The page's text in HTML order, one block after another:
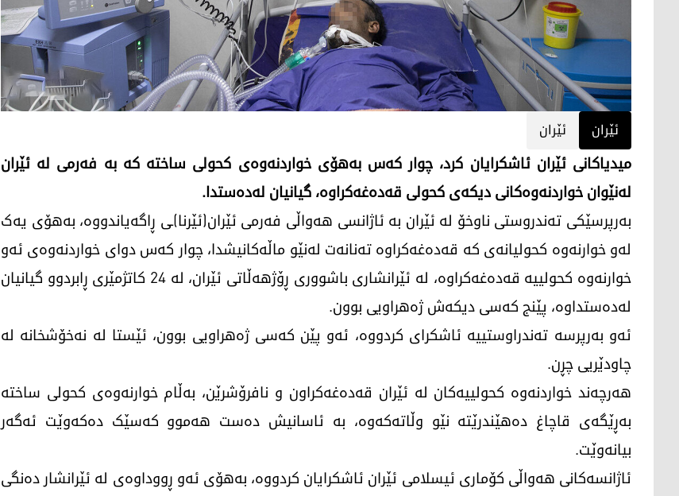
ئێران ئێران
میدیاکانی ئێران ئاشکرایان کرد، چوار کەس بەهۆی خواردنەوەی کحولی ساختە کە بە فەرمی لە ئێران
لەنێوان خواردنەوەکانی دیکەی کحولی قەدەغەکراوە، گیانیان لەدەستدا.
بەرپرسێکی تەندروستی ناوخۆ لە ئێران بە ئاژانسی هەواڵی فەرمی ئێران(ئێرنا)ـی ڕاگەیاندووە، بەهۆی یەک
لەو خوارنەوە کحولیانەی کە قەدەغەکراوە تەنانەت لەنێو ماڵەکانیشدا، چوار کەس دوای خواردنەوەی ئەو
خوارنەوە کحولییە قەدەغەکراوە، لە ئێرانشاری باشووری ڕۆژهەڵاتی ئێران، لە 24 کاتژمێری ڕابردوو گیانیان
لەدەستداوە، پێنج کەسی دیکەش ژەهراویی بوون.
ئەو بەرپرسە تەندراوستییە ئاشکرای کردووە، ئەو پێن کەسی ژەهراویی بوون، ئێستا لە نەخۆشخانە لە
چاودێریی چڕن.
هەرچەند خواردنەوە کحولییەکان لە ئێران قەدەغەکراون و نافرۆشرێن، بەڵام خوارنەوەی کحولی ساختە
بەڕێگەی قاچاغ دەهێندرێتە نێو وڵاتەکەوە، بە ئاسانیش دەست هەموو کەسێک دەکەوێت ئەگەر
بیانەوێت.
ئاژانسەکانی هەواڵی کۆماری ئیسلامی ئێران ئاشکرایان کردووە، بەهۆی ئەو ڕووداوەی لە ئێرانشار دەنگی